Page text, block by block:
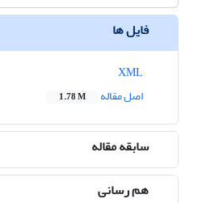
فایل ها
اصل مقاله
1.78 M
سابقه مقاله
هم رسانی